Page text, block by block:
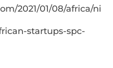
2021/01/08/africa/ni
startups-spc-